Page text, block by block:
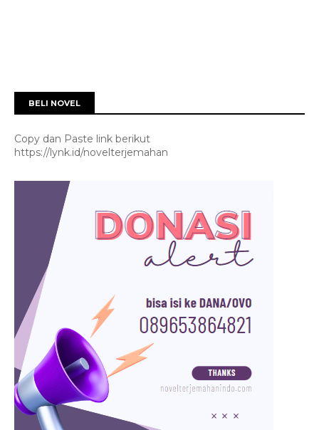
BELI NOVEL
Copy dan Paste link berikut
https://lynk.id/novelterjemahan